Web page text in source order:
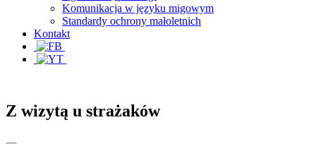
Komunikacja w języku migowym
Standardy ochrony małoletnich
Kontakt
Z wizytą u strażaków